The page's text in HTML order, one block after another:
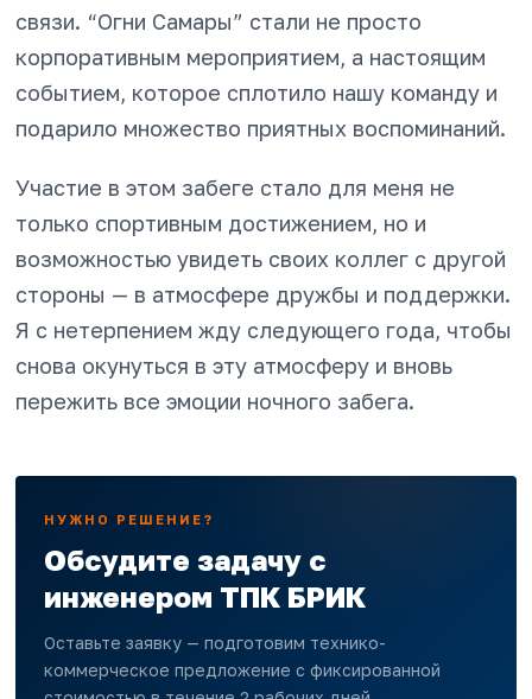
связи. “Огни Самары” стали не просто
корпоративным мероприятием, а настоящим
событием, которое сплотило нашу команду и
подарило множество приятных воспоминаний.
Участие в этом забеге стало для меня не
только спортивным достижением, но и
возможностью увидеть своих коллег с другой
стороны — в атмосфере дружбы и поддержки.
Я с нетерпением жду следующего года, чтобы
снова окунуться в эту атмосферу и вновь
пережить все эмоции ночного забега.
НУЖНО РЕШЕНИЕ?
Обсудите задачу с
инженером ТПК БРИК
Оставьте заявку — подготовим технико-
коммерческое предложение с фиксированной